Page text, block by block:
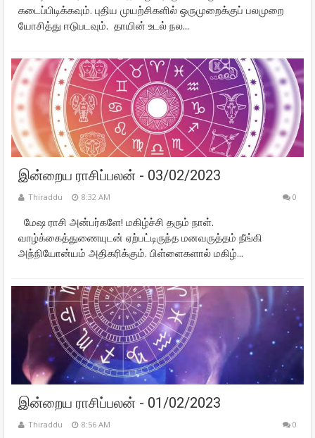
கடைப்பிடிக்கவும். புதிய முயற்சிகளில் ஒருமுறைக்குப் பலமுறை
யோசித்து ஈடுபடவும். தாயின் உடல் நல...
இன்றைய ராசிப்பலன் - 03/02/2023
Thiraddu 8:32 AM 0
மேஷ ராசி அன்பர்களே! மகிழ்ச்சி தரும் நாள்.
வாழ்க்கைத்துணையுடன் ஏற்பட்டிருந்த மனவருத்தம் நீங்கி
அந்நியோன்யம் அதிகரிக்கும். பிள்ளைகளால் மகிழ்...
இன்றைய ராசிப்பலன் - 01/02/2023
Thiraddu 8:56 AM 0